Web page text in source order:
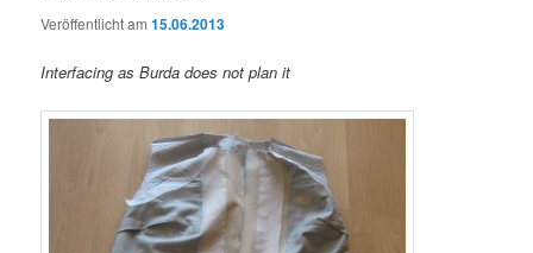
Veröffentlicht am15.06.2013
Interfacing as Burda does not plan it